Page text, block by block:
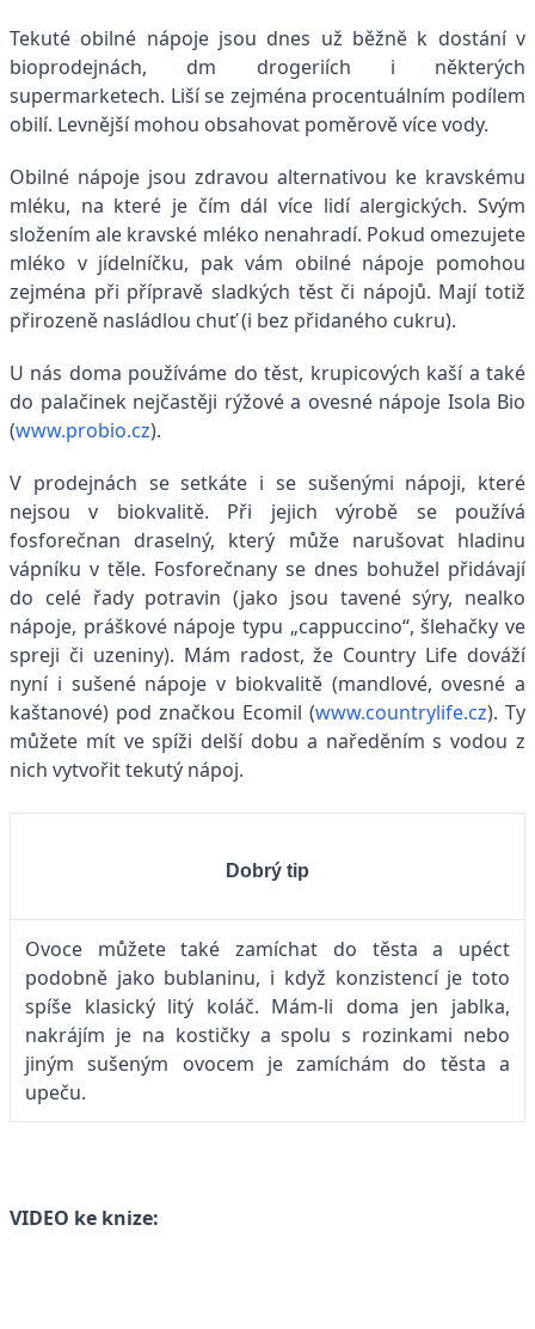
Tekuté obilné nápoje jsou dnes už běžně k dostání v
bioprodejnách, dm drogeriích i některých
supermarketech. Liší se zejména procentuálním podílem
obilí. Levnější mohou obsahovat poměrově více vody.
Obilné nápoje jsou zdravou alternativou ke kravskému
mléku, na které je čím dál více lidí alergických. Svým
složením ale kravské mléko nenahradí. Pokud omezujete
mléko v jídelníčku, pak vám obilné nápoje pomohou
zejména při přípravě sladkých těst či nápojů. Mají totiž
přirozeně nasládlou chuť (i bez přidaného cukru).
U nás doma používáme do těst, krupicových kaší a také
do palačinek nejčastěji rýžové a ovesné nápoje Isola Bio
(www.probio.cz).
V prodejnách se setkáte i se sušenými nápoji, které
nejsou v biokvalitě. Při jejich výrobě se používá
fosforečnan draselný, který může narušovat hladinu
vápníku v těle. Fosforečnany se dnes bohužel přidávají
do celé řady potravin (jako jsou tavené sýry, nealko
nápoje, práškové nápoje typu „cappuccino“, šlehačky ve
spreji či uzeniny). Mám radost, že Country Life dováží
nyní i sušené nápoje v biokvalitě (mandlové, ovesné a
kaštanové) pod značkou Ecomil (www.countrylife.cz). Ty
můžete mít ve spíži delší dobu a naředěním s vodou z
nich vytvořit tekutý nápoj.
Dobrý tip
Ovoce můžete také zamíchat do těsta a upéct
podobně jako bublaninu, i když konzistencí je toto
spíše klasický litý koláč. Mám-li doma jen jablka,
nakrájím je na kostičky a spolu s rozinkami nebo
jiným sušeným ovocem je zamíchám do těsta a
upeču.
VIDEO ke knize: